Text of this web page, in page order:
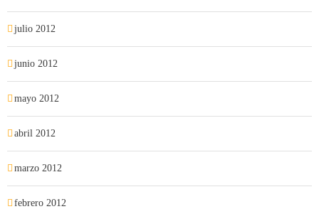
julio 2012
junio 2012
mayo 2012
abril 2012
marzo 2012
febrero 2012